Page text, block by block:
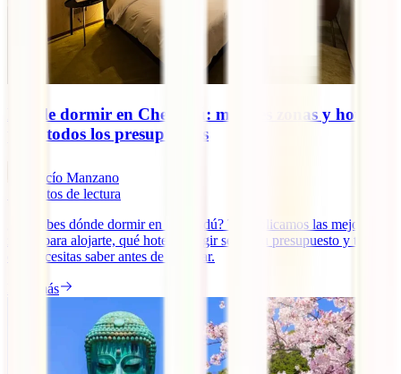
Dónde dormir en Chengdú: mejores zonas y hoteles
para todos los presupuestos
Rocío Manzano
minutos de lectura
¿No sabes dónde dormir en Chengdú? Te explicamos las mejores
zonas para alojarte, qué hoteles elegir según tu presupuesto y todo lo
que necesitas saber antes de reservar.
Leer más